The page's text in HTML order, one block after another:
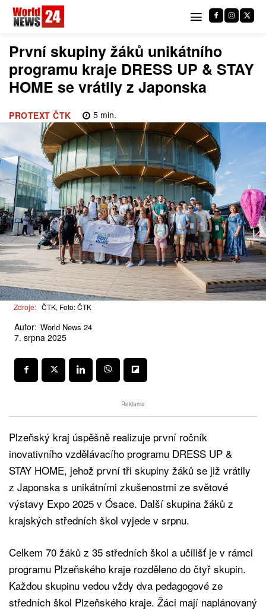
První skupiny žáků unikátního
programu kraje DRESS UP & STAY
HOME se vrátily z Japonska
PROTEXT ČTK 5min.
Zdroje: ČTK, Foto: ČTK
Autor: World News 24
7. srpna 2025
Reklama
Plzeňský kraj úspěšně realizuje první ročník
inovativního vzdělávacího programu DRESS UP &
STAY HOME, jehož první tři skupiny žáků se již vrátily
z Japonska s unikátními zkušenostmi ze světové
výstavy Expo 2025 v Ósace. Další skupina žáků z
krajských středních škol vyjede v srpnu.
Celkem 70 žáků z 35 středních škol a učilišť je v rámci
programu Plzeňského kraje rozděleno do čtyř skupin.
Každou skupinu vedou vždy dva pedagogové ze
středních škol Plzeňského kraje. Žáci mají naplánovaný